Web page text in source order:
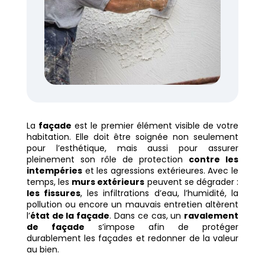
La façade est le premier élément visible de votre
habitation. Elle doit être soignée non seulement
pour l’esthétique, mais aussi pour assurer
pleinement son rôle de protection contre les
intempérieset les agressions extérieures. Avec le
temps, les murs extérieurs peuvent se dégrader :
les fissures, les infiltrations d’eau, l’humidité, la
pollution ou encore un mauvais entretien altèrent
l’état de la façade. Dans ce cas, un ravalement
de façade s’impose afin de protéger
durablement les façades et redonner de la valeur
au bien.